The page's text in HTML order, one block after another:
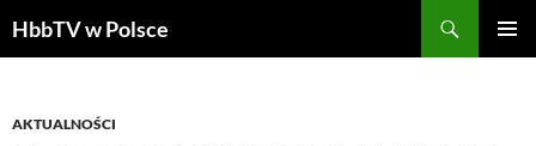
HbbTV w Polsce
AKTUALNOŚCI